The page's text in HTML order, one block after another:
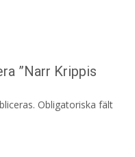
”Narr Krippis
Obligatoriska fält